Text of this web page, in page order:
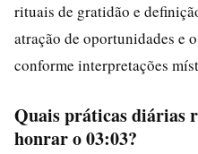
rituais de gratidão e
atração de oportunidades e
conforme interpretações
Quais práticas diárias
honrar o 03:03?